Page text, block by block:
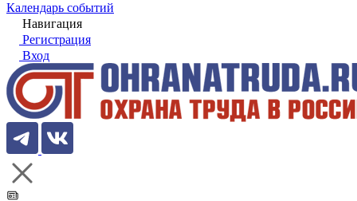
Календарь событий
Навигация
Регистрация
Вход